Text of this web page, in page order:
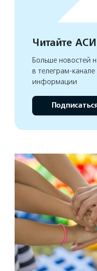
Читайте
Больше новостей
в телеграм-
информации